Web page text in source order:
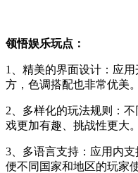
领悟娱乐玩点：
1、精美的界面设计：应
方，色调搭配也非常优美。
2、多样化的玩法规则：
戏更加有趣、挑战性更大。
3、多语言支持：应用内
便不同国家和地区的玩家使